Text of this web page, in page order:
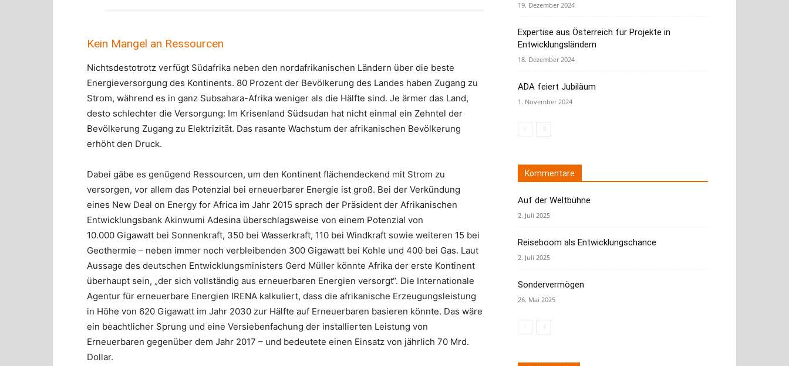
Kein Mangel an Ressourcen
Nichtsdestotrotz verfügt Südafrika neben den nordafrikanischen Ländern über die beste
Energieversorgung des Kontinents. 80 Prozent der Bevölkerung des Landes haben Zugang zu
Strom, während es in ganz Subsahara-Afrika weniger als die Hälfte sind. Je ärmer das Land,
desto schlechter die Versorgung: Im Krisenland Südsudan hat nicht einmal ein Zehntel der
Bevölkerung Zugang zu Elektrizität. Das rasante Wachstum der afrikanischen Bevölkerung
erhöht den Druck.
Dabei gäbe es genügend Ressourcen, um den Kontinent flächendeckend mit Strom zu
versorgen, vor allem das Potenzial bei erneuerbarer Energie ist groß. Bei der Verkündung
eines New Deal on Energy for Africa im Jahr 2015 sprach der Präsident der Afrikanischen
Entwicklungsbank Akinwumi Adesina überschlagsweise von einem Potenzial von
10.000 Gigawatt bei Sonnenkraft, 350 bei Wasserkraft, 110 bei Windkraft sowie weiteren 15 bei
Geothermie – neben immer noch verbleibenden 300 Gigawatt bei Kohle und 400 bei Gas. Laut
Aussage des deutschen Entwicklungsministers Gerd Müller könnte Afrika der erste Kontinent
überhaupt sein, „der sich vollständig aus erneuerbaren Energien versorgt“. Die Internationale
Agentur für erneuerbare Energien IRENA kalkuliert, dass die afrikanische Erzeugungsleistung
in Höhe von 620 Gigawatt im Jahr 2030 zur Hälfte auf Erneuerbaren basieren könnte. Das wäre
ein beachtlicher Sprung und eine Versiebenfachung der installierten Leistung von
Erneuerbaren gegenüber dem Jahr 2017 – und bedeutete einen Einsatz von jährlich 70 Mrd.
Dollar.
19. Dezember 2024
Expertise aus Österreich für Projekte in
Entwicklungsländern
18. Dezember 2024
ADA feiert Jubiläum
1. November 2024
Kommentare
Auf der Weltbühne
2. Juli 2025
Reiseboom als Entwicklungschance
2. Juli 2025
Sondervermögen
26. Mai 2025